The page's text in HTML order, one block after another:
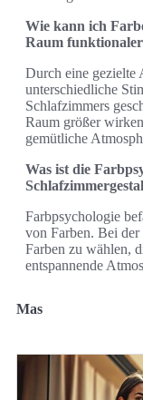
Wie kann ich
Raum funktionaler
Durch eine gezielte
unterschiedliche
Schlafzimmers
Raum größer
gemütliche
Was ist die
Farbpsychologie
von Farben. Bei
Farben zu wählen,
entspannende
Mas